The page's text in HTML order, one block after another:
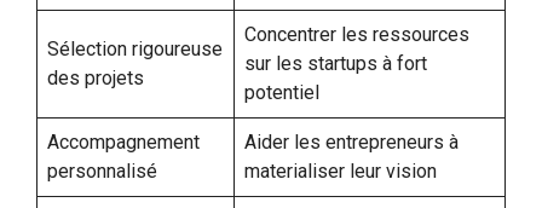
Sélection rigoureuse
des projets
Concentrer les ressources
sur les startups à fort
potentiel
Accompagnement
personnalisé
Aider les entrepreneurs à
materialiser leur vision